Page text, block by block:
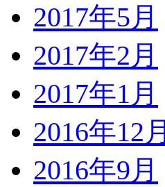
2017年5月
2017年2月
2017年1月
2016年12月
2016年9月